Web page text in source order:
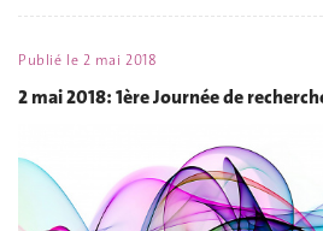
Publié le 2 mai 2018
2 mai 2018: 1ère Journée de